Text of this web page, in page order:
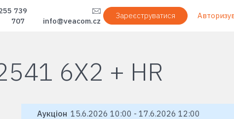
Зареєструватися
739
707
info@veacom.cz
6X2 + HR
Аукціон 15.6.2026 10:00 - 17.6.2026 12:00